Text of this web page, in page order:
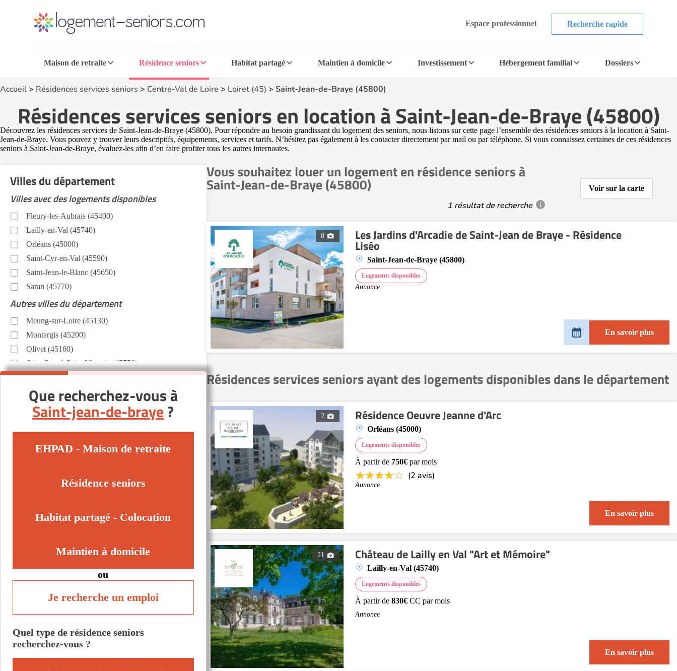
Espace professionnel Recherche rapide
Maison de retraite Résidence seniors Habitat partagé Maintien à domicile Investissement Hébergement familial Dossiers
Accueil> Résidences services seniors > Centre-Val de Loire > Loiret (45) > Saint-Jean-de-Braye (45800)
Résidences services seniors en location à Saint-Jean-de-Braye (45800)
Découvrez les résidences services de Saint-Jean-de-Braye (45800). Pour répondre au besoin grandissant du logement des seniors, nous listons sur cette page l’ensemble des résidences seniors à la location à Saint-
Jean-de-Braye. Vous pouvez y trouver leurs descriptifs, équipements, services et tarifs. N’hésitez pas également à les contacter directement par mail ou par téléphone. Si vous connaissez certaines de ces résidences
seniors à Saint-Jean-de-Braye, évaluez-les afin d’en faire profiter tous les autres internautes.
Vous souhaitez louer un logement en résidence seniors à
Saint-Jean-de-Braye (45800)
1 résultat de recherche
Voir sur la carte
8 Les Jardins d'Arcadie de Saint-Jean de Braye - Résidence
Liséo
Saint-Jean-de-Braye (45800)
Logements disponibles
Annonce
En savoir plus
Résidences services seniors ayant des logements disponibles dans le département
2 Résidence Oeuvre Jeanne d'Arc
Orléans (45000)
Logements disponibles
À partir de 750€par mois
(2 avis)
Annonce
En savoir plus
21 Château de Lailly en Val "Art et Mémoire"
Lailly-en-Val (45740)
Logements disponibles
À partir de 830€CC par mois
Annonce
En savoir plus
Villes du département
Villes avec des logements disponibles
Fleury-les-Aubrais (45400)
Lailly-en-Val (45740)
Orléans (45000)
Saint-Cyr-en-Val (45590)
Saint-Jean-le-Blanc (45650)
Saran (45770)
Autres villes du département
Meung-sur-Loire (45130)
Montargis (45200)
Olivet (45160)
Saint-Pryvé-Saint-Mesmin (45750)
Que recherchez-vous à
Saint-jean-de-braye?
EHPAD - Maison de retraite
Résidence seniors
Habitat partagé - Colocation
Maintien à domicile
ou
Je recherche un emploi
Quel type de résidence seniors
recherchez-vous ?